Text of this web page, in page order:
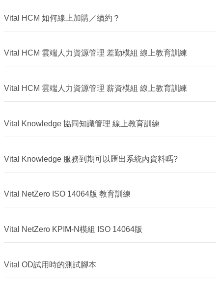
Vital HCM 如何線上加購／續約？
Vital HCM 雲端人力資源管理 差勤模組 線上教育訓練
Vital HCM 雲端人力資源管理 薪資模組 線上教育訓練
Vital Knowledge 協同知識管理 線上教育訓練
Vital Knowledge 服務到期可以匯出系統內資料嗎?
Vital NetZero ISO 14064版 教育訓練
Vital NetZero KPIM-N模組 ISO 14064版
Vital OD試用時的測試腳本